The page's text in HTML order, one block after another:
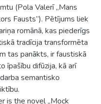
(Pola Valerī „Mans
Fausts”). Pētījums liek
romānā, kas piederīgs
tradīcija transformēta
tas panākts, ir faustiskā
īpašību difūzija, kā arī
semantisko
is the novel „Mock